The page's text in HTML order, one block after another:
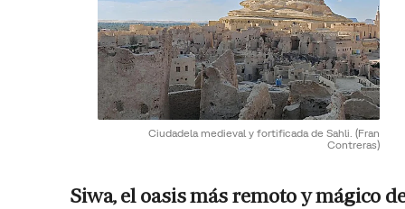
Ciudadela medieval y fortificada de Sahli. (Fran
Contreras)
Siwa, el oasis más remoto y mágico